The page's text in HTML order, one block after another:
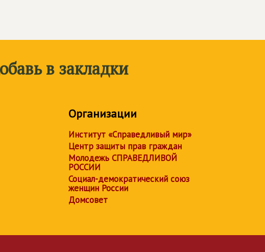
в закладки
Организации
Институт «Справедливый мир»
Центр защиты прав граждан
Молодежь СПРАВЕДЛИВОЙ
РОССИИ
Социал-демократический союз
женщин России
Домсовет